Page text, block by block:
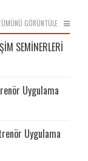
GÖRÜNTÜLE
SEMİNERLERİ
Uygulama
Uygulama